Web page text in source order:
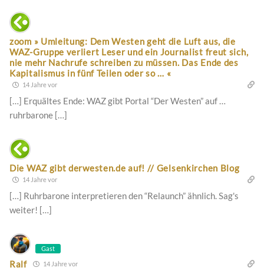
zoom » Umleitung: Dem Westen geht die Luft aus, die
WAZ-Gruppe verliert Leser und ein Journalist freut sich,
nie mehr Nachrufe schreiben zu müssen. Das Ende des
Kapitalismus in fünf Teilen oder so … «
14 Jahre vor
[…] Erquältes Ende: WAZ gibt Portal “Der Westen” auf …
ruhrbarone […]
Die WAZ gibt derwesten.de auf! // Gelsenkirchen Blog
14 Jahre vor
[…] Ruhrbarone interpretieren den “Relaunch” ähnlich. Sag's
weiter! […]
Gast
Ralf 14 Jahre vor